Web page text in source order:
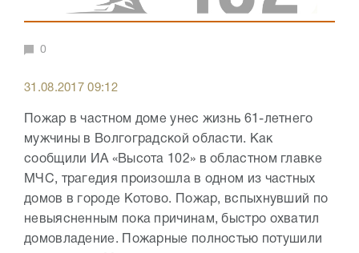
0
31.08.2017 09:12
Пожар в частном доме унес жизнь 61-летнего
мужчины в Волгоградской области. Как
сообщили ИА «Высота 102» в областном главке
МЧС, трагедия произошла в одном из частных
домов в городе Котово. Пожар, вспыхнувший по
невыясненным пока причинам, быстро охватил
домовладение. Пожарные полностью потушили